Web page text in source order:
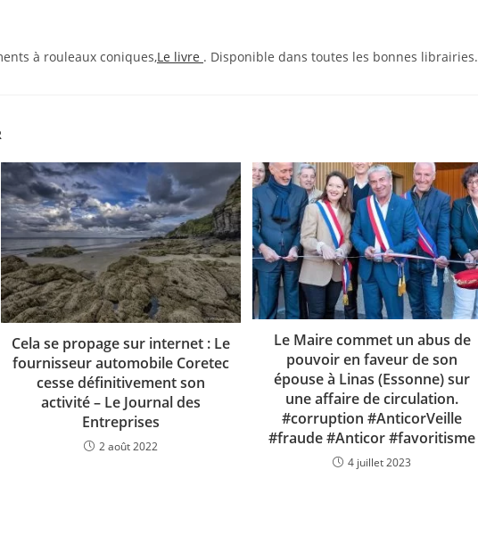
à rouleaux coniques,Le livre . Disponible dans toutes les bonnes librairies.
Cela se propage sur internet : Le
fournisseur automobile Coretec
cesse définitivement son
activité – Le Journal des
Entreprises
2 août 2022
Le Maire commet un abus de
pouvoir en faveur de son
épouse à Linas (Essonne) sur
une affaire de circulation.
#corruption #AnticorVeille
#fraude #Anticor #favoritisme
4 juillet 2023